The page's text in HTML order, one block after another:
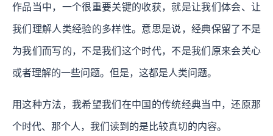
作品当中，一个很重要关键的收获，就是让我们体会、让
我们理解人类经验的多样性。意思是说，经典保留了不是
为我们而写的，不是我们这个时代，不是我们原来会关心
或者理解的一些问题。但是，这都是人类问题。
用这种方法，我希望我们在中国的传统经典当中，还原那
个时代、那个人，我们读到的是比较真切的内容。